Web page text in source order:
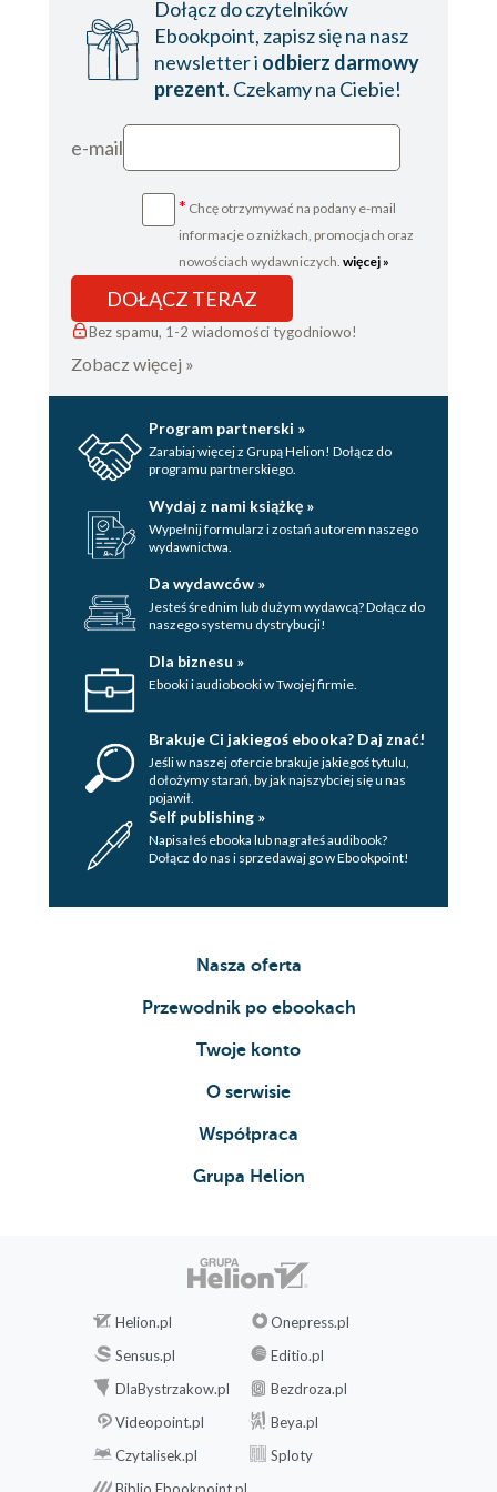
Dołącz do czytelników
Ebookpoint, zapisz się na nasz
newsletter i odbierz darmowy
prezent. Czekamy na Ciebie!
e-mail
* Chcę otrzymywać na podany e-mail
informacje o zniżkach, promocjach oraz
nowościach wydawniczych. więcej »
DOŁĄCZ TERAZ
Bez spamu, 1-2 wiadomości tygodniowo!
Zobacz więcej »
Program partnerski »
Zarabiaj więcej z Grupą Helion! Dołącz do
programu partnerskiego.
Wydaj z nami książkę »
Wypełnij formularz i zostań autorem naszego
wydawnictwa.
Da wydawców »
Jesteś średnim lub dużym wydawcą? Dołącz do
naszego systemu dystrybucji!
Dla biznesu »
Ebooki i audiobooki w Twojej firmie.
Brakuje Ci jakiegoś ebooka? Daj znać!
Jeśli w naszej ofercie brakuje jakiegoś tytulu,
dołożymy starań, by jak najszybciej się u nas
pojawił.
Self publishing »
Napisałeś ebooka lub nagrałeś audibook?
Dołącz do nas i sprzedawaj go w Ebookpoint!
Nasza oferta
Przewodnik po ebookach
Twoje konto
O serwisie
Współpraca
Grupa Helion
Helion.pl
Onepress.pl
Sensus.pl
Editio.pl
DlaBystrzakow.pl
Bezdroza.pl
Videopoint.pl
Beya.pl
Czytalisek.pl
Sploty